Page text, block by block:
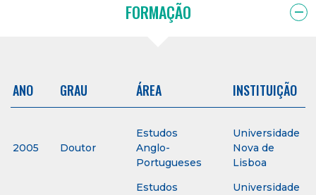
FORMAÇÃO
ANO GRAU ÁREA INSTITUIÇÃO
2005 Doutor
Estudos
Anglo-
Portugueses
Universidade
Nova de
Lisboa
Estudos
Universidade